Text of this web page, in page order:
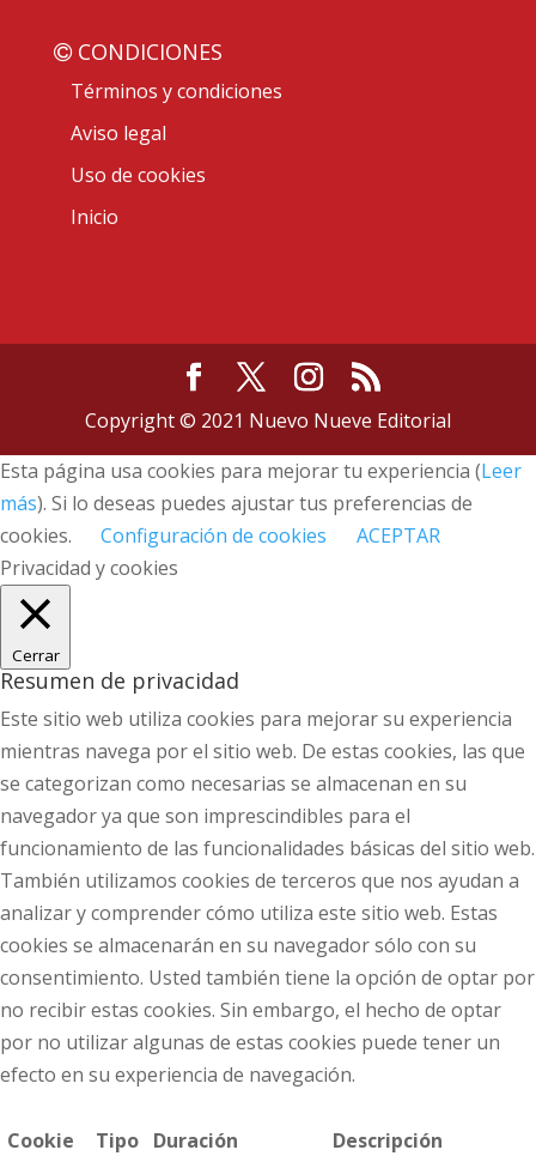
CONDICIONES
Términos y condiciones
Aviso legal
Uso de cookies
Inicio
Copyright © 2021 Nuevo Nueve Editorial
Esta página usa cookies para mejorar tu experiencia (Leer
más). Si lo deseas puedes ajustar tus preferencias de
cookies.
Configuración de cookies
ACEPTAR
Privacidad y cookies
Cerrar
Resumen de privacidad
Este sitio web utiliza cookies para mejorar su experiencia
mientras navega por el sitio web. De estas cookies, las que
se categorizan como necesarias se almacenan en su
navegador ya que son imprescindibles para el
funcionamiento de las funcionalidades básicas del sitio web.
También utilizamos cookies de terceros que nos ayudan a
analizar y comprender cómo utiliza este sitio web. Estas
cookies se almacenarán en su navegador sólo con su
consentimiento. Usted también tiene la opción de optar por
no recibir estas cookies. Sin embargo, el hecho de optar
por no utilizar algunas de estas cookies puede tener un
efecto en su experiencia de navegación.
Cookie Tipo Duración Descripción